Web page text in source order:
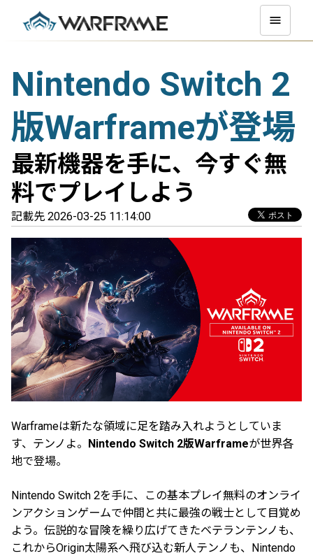
Nintendo Switch 2
版Warframeが登場
最新機器を手に、今すぐ無
料でプレイしよう
記載先 2026-03-25 11:14:00
Warframeは新たな領域に足を踏み入れようとしていま
す、テンノよ。 Nintendo Switch 2版Warframeが世界各
地で登場。
Nintendo Switch 2を手に、この基本プレイ無料のオンライ
ンアクションゲームで仲間と共に最強の戦士として目覚め
よう。伝説的な冒険を繰り広げてきたベテランテンノも、
これからOrigin太陽系へ飛び込む新人テンノも、Nintendo